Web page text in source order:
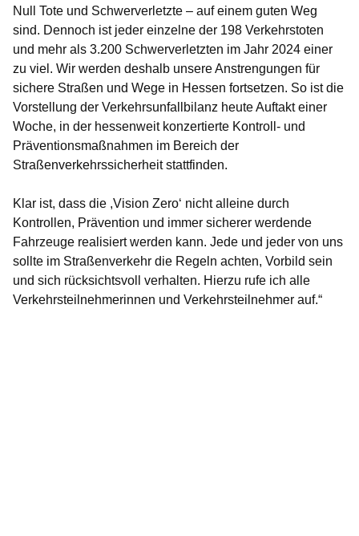
Null Tote und Schwerverletzte – auf einem guten Weg
sind. Dennoch ist jeder einzelne der 198 Verkehrstoten
und mehr als 3.200 Schwerverletzten im Jahr 2024 einer
zu viel. Wir werden deshalb unsere Anstrengungen für
sichere Straßen und Wege in Hessen fortsetzen. So ist die
Vorstellung der Verkehrsunfallbilanz heute Auftakt einer
Woche, in der hessenweit konzertierte Kontroll- und
Präventionsmaßnahmen im Bereich der
Straßenverkehrssicherheit stattfinden.
Klar ist, dass die ,Vision Zero‘ nicht alleine durch
Kontrollen, Prävention und immer sicherer werdende
Fahrzeuge realisiert werden kann. Jede und jeder von uns
sollte im Straßenverkehr die Regeln achten, Vorbild sein
und sich rücksichtsvoll verhalten. Hierzu rufe ich alle
Verkehrsteilnehmerinnen und Verkehrsteilnehmer auf.“